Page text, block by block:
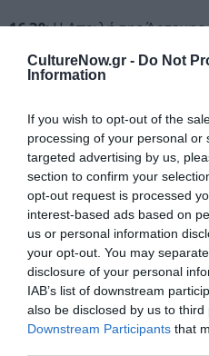
CultureNow.gr - Do Not
Information
If you wish to opt-out of the
processing of your personal or
targeted advertising by us,
section to confirm your
opt-out request is processed
interest-based ads based on
us or personal information
your opt-out. You may
disclosure of your personal
IAB’s list of downstream
also be disclosed by us to third
Downstream Participants that
16.30:Η Απειλή της
μετάφραση και
Συγγραφείς 2012 του
ζευγάρι που ζει
τρομοκρατείται όταν μια
μετακομίζει στο διπλανό
κλειδώνονται στο
προμήθειες τους
18.00:Δεξίωση
Το φθινόπωρο σχεδιάζεται η
Project NY2 με την